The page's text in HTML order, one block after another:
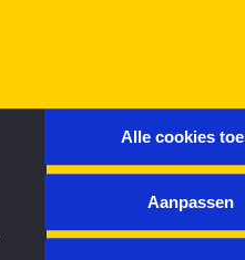
Alle cookies
Aanpassen